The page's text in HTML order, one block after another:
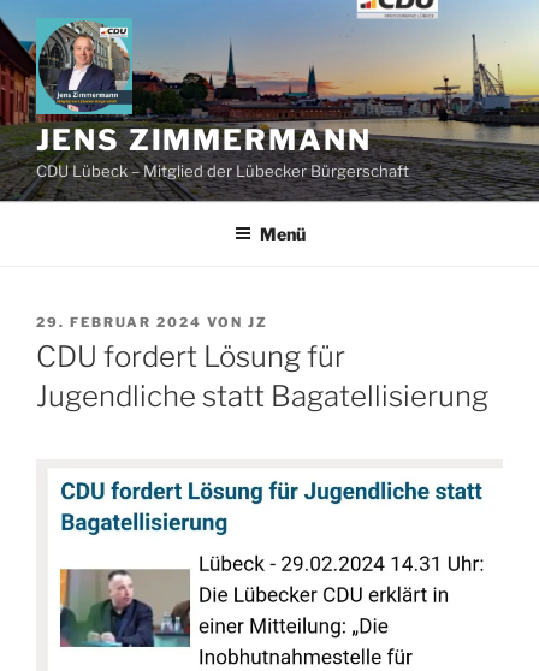
Zum
Inhalt
springen
JENS ZIMMERMANN
CDU Lübeck – Mitglied der Lübecker Bürgerschaft
Menü
VERÖFFENTLICHT
AM
29. FEBRUAR 2024 VON JZ
CDU fordert Lösung für
Jugendliche statt Bagatellisierung